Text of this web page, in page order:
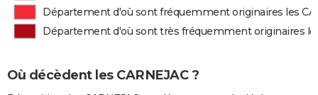
Département d'où sont fréquemment originaires les
Département d'où sont très fréquemment originaires
Où décèdent les CARNEJAC ?